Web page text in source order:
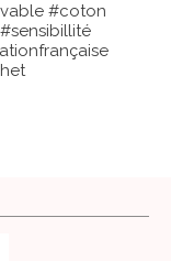
#coton